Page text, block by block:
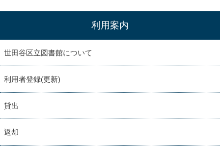
利用案内
世田谷区立図書館について
利用者登録(更新)
貸出
返却